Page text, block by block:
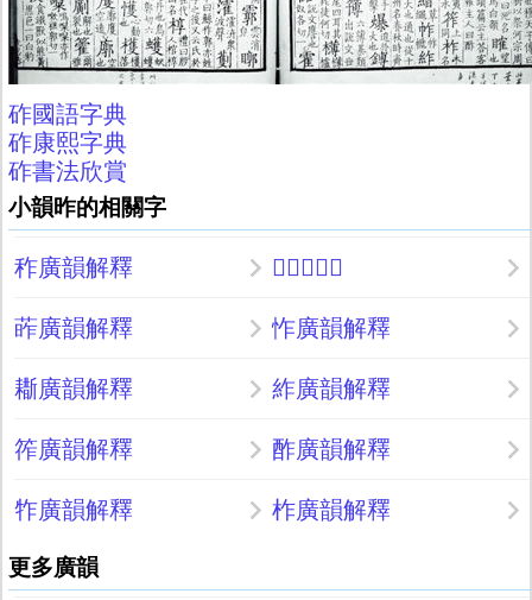
砟國語字典
砟康熙字典
砟書法欣賞
小韻昨的相關字
秨廣韻解釋 𢂃廣韻解釋
葃廣韻解釋 怍廣韻解釋
䎰廣韻解釋 䋏廣韻解釋
筰廣韻解釋 酢廣韻解釋
㸲廣韻解釋 柞廣韻解釋
更多廣韻